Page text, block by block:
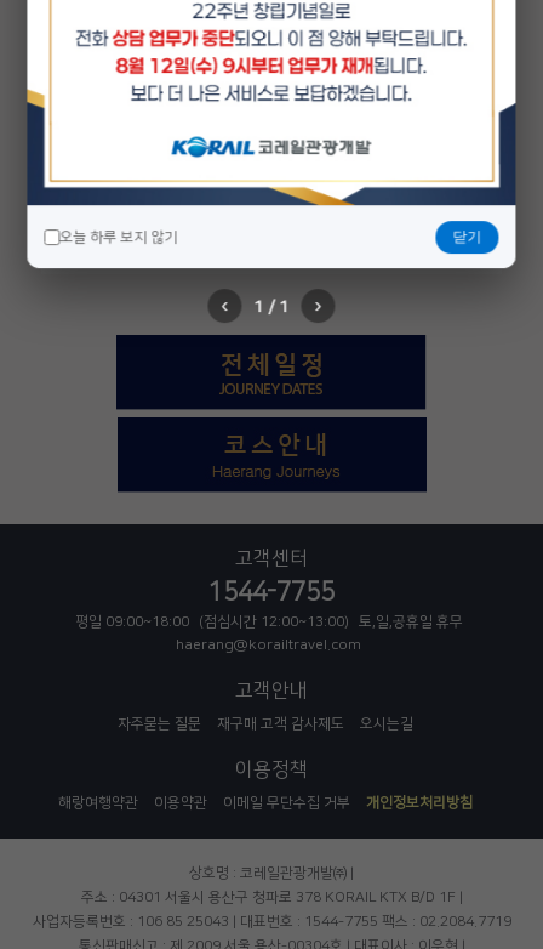
오늘 하루 보지 않기 닫기
‹ 1 / 1 ›
전국일주 2박 3일
전국 방방곡곡을 다니는 숙박형 기차여행
고객센터
1544-7755
평일 09:00~18:00 (점심시간 12:00~13:00)
토,일,공휴일 휴무
haerang@korailtravel.com
고객안내
자주묻는 질문 재구매 고객 감사제도 오시는길
이용정책
해랑여행약관 이용약관 이메일 무단수집 거부 개인정보처리방침
상호명 : 코레일관광개발㈜ |
주소 : 04301 서울시 용산구 청파로 378 KORAIL KTX B/D 1F |
사업자등록번호 : 106 85 25043 | 대표번호 : 1544-7755 팩스 : 02.2084.7719
통신판매신고 : 제 2009 서울 용산-00304호 | 대표이사 : 이우현 |